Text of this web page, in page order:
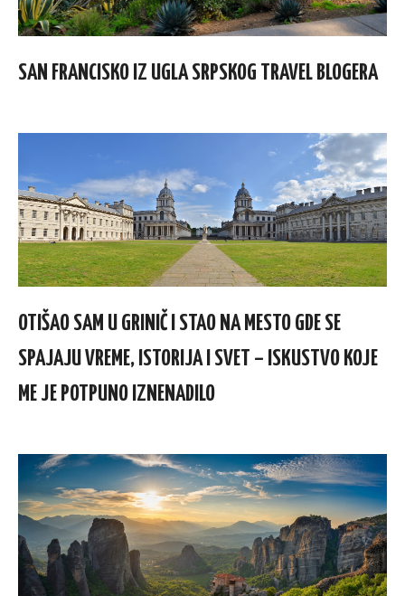
SAN FRANCISKO IZ UGLA SRPSKOG TRAVEL BLOGERA
OTIŠAO SAM U GRINIČ I STAO NA MESTO GDE SE
SPAJAJU VREME, ISTORIJA I SVET – ISKUSTVO KOJE
ME JE POTPUNO IZNENADILO